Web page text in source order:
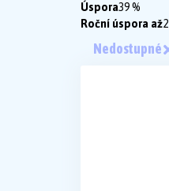
Úspora39 %
Roční úspora až
Nedostupné